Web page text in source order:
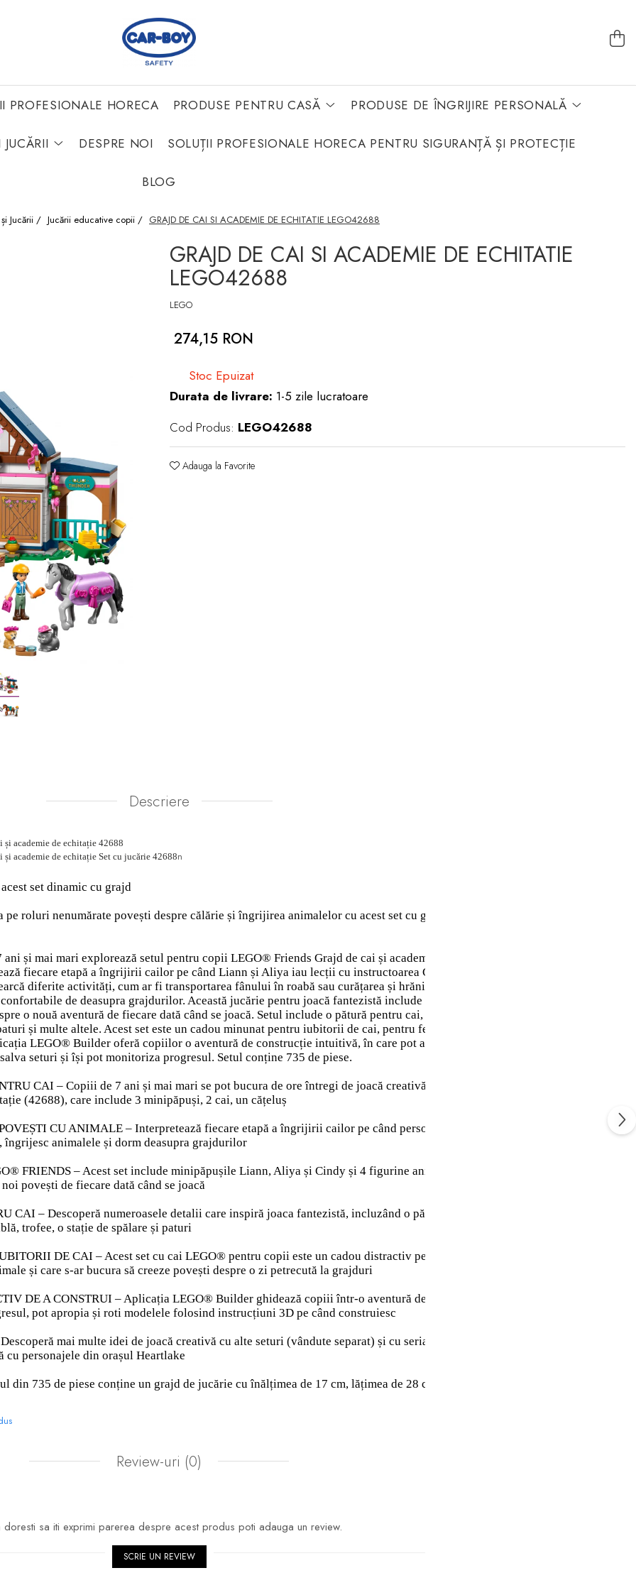
PROFESIONALE HORECA PRODUSE PENTRU CASĂ PRODUSE DE ÎNGRIJIRE PERSONALĂ
JUCĂRII DESPRE NOI SOLUȚII PROFESIONALE HORECA PENTRU SIGURANȚĂ ȘI PROTECȚIE
BLOG
Jucării / Jucării educative copii / GRAJD DE CAI SI ACADEMIE DE ECHITATIE LEGO42688
GRAJD DE CAI SI ACADEMIE DE ECHITATIE
LEGO42688
LEGO
274,15 RON
Stoc Epuizat
Durata de livrare: 1-5 zile lucratoare
Cod Produs: LEGO42688
Adauga la Favorite
Descriere
academie de echitație 42688
academie de echitație Set cu jucărie 42688n
set dinamic cu grajd
roluri nenumărate povești despre călărie și îngrijirea animalelor cu acest set cu grajd, care include 2 cai, 3 minipăpuși și
ani și mai mari explorează setul pentru copii LEGO® Friends Grajd de cai și academie de echitație (42688) și au parte de
fiecare etapă a îngrijirii cailor pe când Liann și Aliya iau lecții cu instructoarea Cindy. Pune șaua pe cei 2 cai și săriți peste
diferite activități, cum ar fi transportarea fânului în roabă sau curățarea și hrănirea cailor. După o zi plină, e timpul
de deasupra grajdurilor. Această jucărie pentru joacă fantezistă include o mulțime de accesorii, astfel încât copiii
o nouă aventură de fiecare dată când se joacă. Setul include o pătură pentru cai, obstacole, o roabă, hrănitoare cu fân, un
și multe altele. Acest set este un cadou minunat pentru iubitorii de cai, pentru fetele și băieții care adoră figurinele
LEGO® Builder oferă copiilor o aventură de construcție intuitivă, în care pot apropia și roti modelele folosind
seturi și își pot monitoriza progresul. Setul conține 735 de piese.
CAI – Copiii de 7 ani și mai mari se pot bucura de ore întregi de joacă creativă cu modelul detaliat LEGO® Friends
(42688), care include 3 minipăpuși, 2 cai, un cățeluș
CU ANIMALE – Interpretează fiecare etapă a îngrijirii cailor pe când personajele iau lecții, înșeuează și călăresc
îngrijesc animalele și dorm deasupra grajdurilor
FRIENDS – Acest set include minipăpușile Liann, Aliya și Cindy și 4 figurine animale, astfel încât copiii să interacționeze
povești de fiecare dată când se joacă
CAI – Descoperă numeroasele detalii care inspiră joaca fantezistă, incluzând o pătură pentru cai, obstacole, o roabă,
trofee, o stație de spălare și paturi
DE CAI – Acest set cu cai LEGO® pentru copii este un cadou distractiv pentru fetele și băieții de 7 ani și mai mari
și care s-ar bucura să creeze povești despre o zi petrecută la grajduri
DE A CONSTRUI – Aplicația LEGO® Builder ghidează copiii într-o aventură de construcție intuitivă, în care pot salva
pot apropia și roti modelele folosind instrucțiuni 3D pe când construiesc
mai multe idei de joacă creativă cu alte seturi (vândute separat) și cu serialul online LEGO® Friends: Un nou
cu personajele din orașul Heartlake
din 735 de piese conține un grajd de jucărie cu înălțimea de 17 cm, lățimea de 28 cm și adâncimea de 16 cm
Review-uri (0)
doresti sa iti exprimi parerea despre acest produs poti adauga un review.
SCRIE UN REVIEW